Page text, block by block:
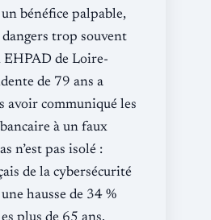
bénéfice palpable,
trop souvent
EHPAD de Loire-
de 79 ans a
avoir communiqué les
à un faux
n’est pas isolé :
de la cybersécurité
hausse de 34 %